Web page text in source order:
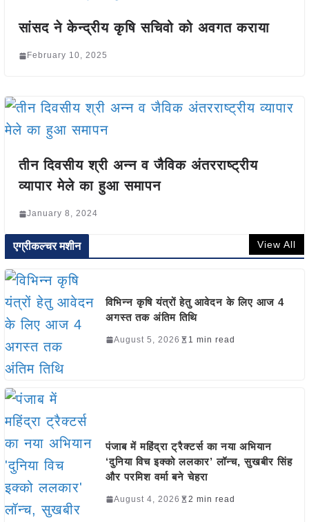
सांसद ने केन्द्रीय कृषि सचिवो को अवगत कराया
February 10, 2025
तीन दिवसीय श्री अन्न व जैविक अंतरराष्ट्रीय
व्यापार मेले का हुआ समापन
January 8, 2024
एग्रीकल्चर मशीन View All
विभिन्न कृषि यंत्रों हेतु आवेदन के लिए आज 4
अगस्त तक अंतिम तिथि
August 5, 2026 1 min read
पंजाब में महिंद्रा ट्रैक्टर्स का नया अभियान
‘दुनिया विच इक्को ललकार’ लॉन्च, सुखबीर सिंह
और परमिश वर्मा बने चेहरा
August 4, 2026 2 min read